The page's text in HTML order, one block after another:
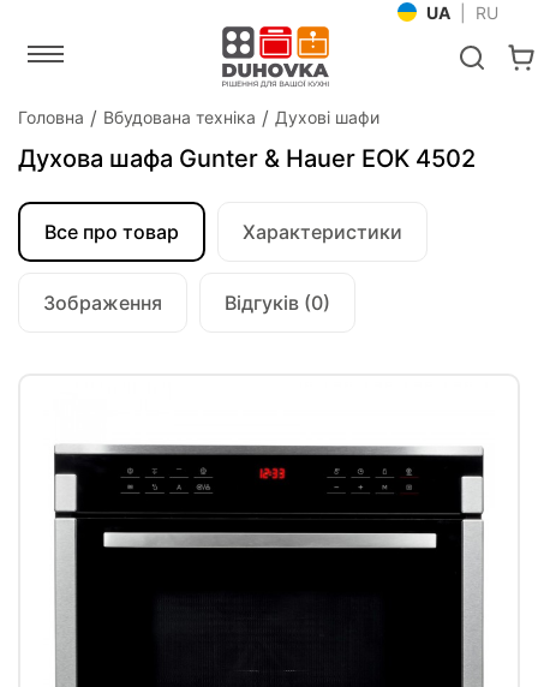
UA RU
Головна Вбудована техніка Духові шафи
Духова шафа Gunter & Hauer EOK 4502
Все про товар Характеристики
Зображення Відгуків (0)